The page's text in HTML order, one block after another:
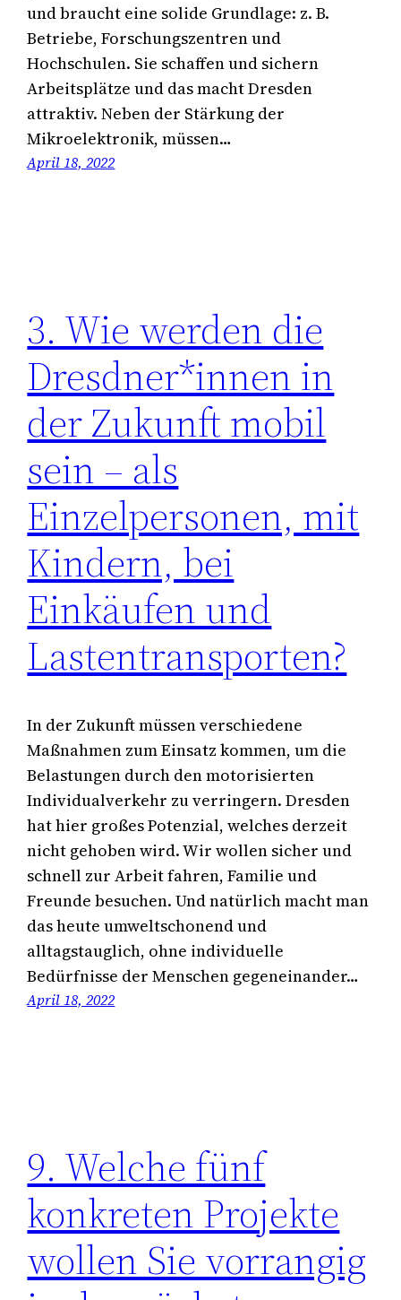
und braucht eine solide Grundlage: z. B.
Betriebe, Forschungszentren und
Hochschulen. Sie schaffen und sichern
Arbeitsplätze und das macht Dresden
attraktiv. Neben der Stärkung der
Mikroelektronik, müssen…
April 18, 2022
3. Wie werden die
Dresdner*innen in
der Zukunft mobil
sein – als
Einzelpersonen, mit
Kindern, bei
Einkäufen und
Lastentransporten?
In der Zukunft müssen verschiedene
Maßnahmen zum Einsatz kommen, um die
Belastungen durch den motorisierten
Individualverkehr zu verringern. Dresden
hat hier großes Potenzial, welches derzeit
nicht gehoben wird. Wir wollen sicher und
schnell zur Arbeit fahren, Familie und
Freunde besuchen. Und natürlich macht man
das heute umweltschonend und
alltagstauglich, ohne individuelle
Bedürfnisse der Menschen gegeneinander…
April 18, 2022
9. Welche fünf
konkreten Projekte
wollen Sie vorrangig